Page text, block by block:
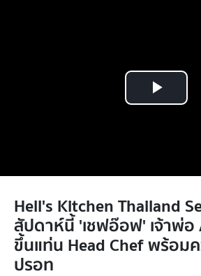
Play
Hell's Kitchen Thailand
สัปดาห์นี้ 'เชฟอ๊อฟ' เจ้าพ่อ
ขึ้นแท่น Head Chef พร้อม
ปรอท